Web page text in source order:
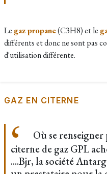
Le gaz propane(C3H8) et le
différents et donc ne sont pas
d'utilisation différente.
GAZ EN CITERNE
Où se
citerne de gaz GPL
....Bjr, la société